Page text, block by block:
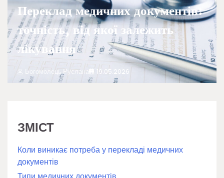
Переклад медичних документів:
точність, від якої залежить
лікування
Богомолець Руслана 19.05.2026
ЗМІСТ
Коли виникає потреба у перекладі медичних
документів